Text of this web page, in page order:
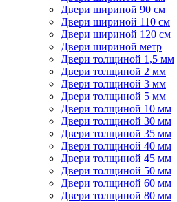
Двери шириной 90 см
Двери шириной 110 см
Двери шириной 120 см
Двери шириной метр
Двери толщиной 1,5 мм
Двери толщиной 2 мм
Двери толщиной 3 мм
Двери толщиной 5 мм
Двери толщиной 10 мм
Двери толщиной 30 мм
Двери толщиной 35 мм
Двери толщиной 40 мм
Двери толщиной 45 мм
Двери толщиной 50 мм
Двери толщиной 60 мм
Двери толщиной 80 мм